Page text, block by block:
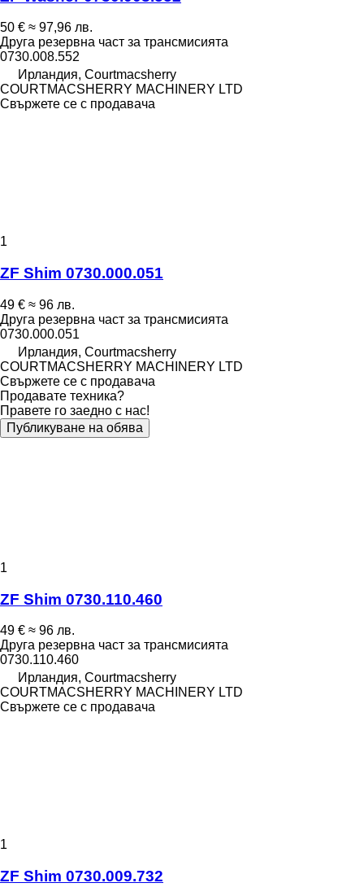
50 € ≈ 97,96 лв.
Друга резервна част за трансмисията
0730.008.552
Ирландия, Courtmacsherry
COURTMACSHERRY MACHINERY LTD
Свържете се с продавача
1
ZF Shim 0730.000.051
49 € ≈ 96 лв.
Друга резервна част за трансмисията
0730.000.051
Ирландия, Courtmacsherry
COURTMACSHERRY MACHINERY LTD
Свържете се с продавача
Продавате техника?
Правете го заедно с нас!
Публикуване на обява
1
ZF Shim 0730.110.460
49 € ≈ 96 лв.
Друга резервна част за трансмисията
0730.110.460
Ирландия, Courtmacsherry
COURTMACSHERRY MACHINERY LTD
Свържете се с продавача
1
ZF Shim 0730.009.732